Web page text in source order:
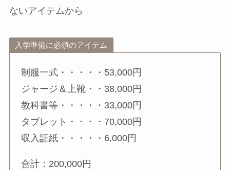
ないアイテムから
入学準備に必須のアイテム
制服一式・・・・・53,000円
ジャージ＆上靴・・38,000円
教科書等・・・・・33,000円
タブレット・・・・70,000円
収入証紙・・・・・6,000円
合計：200,000円